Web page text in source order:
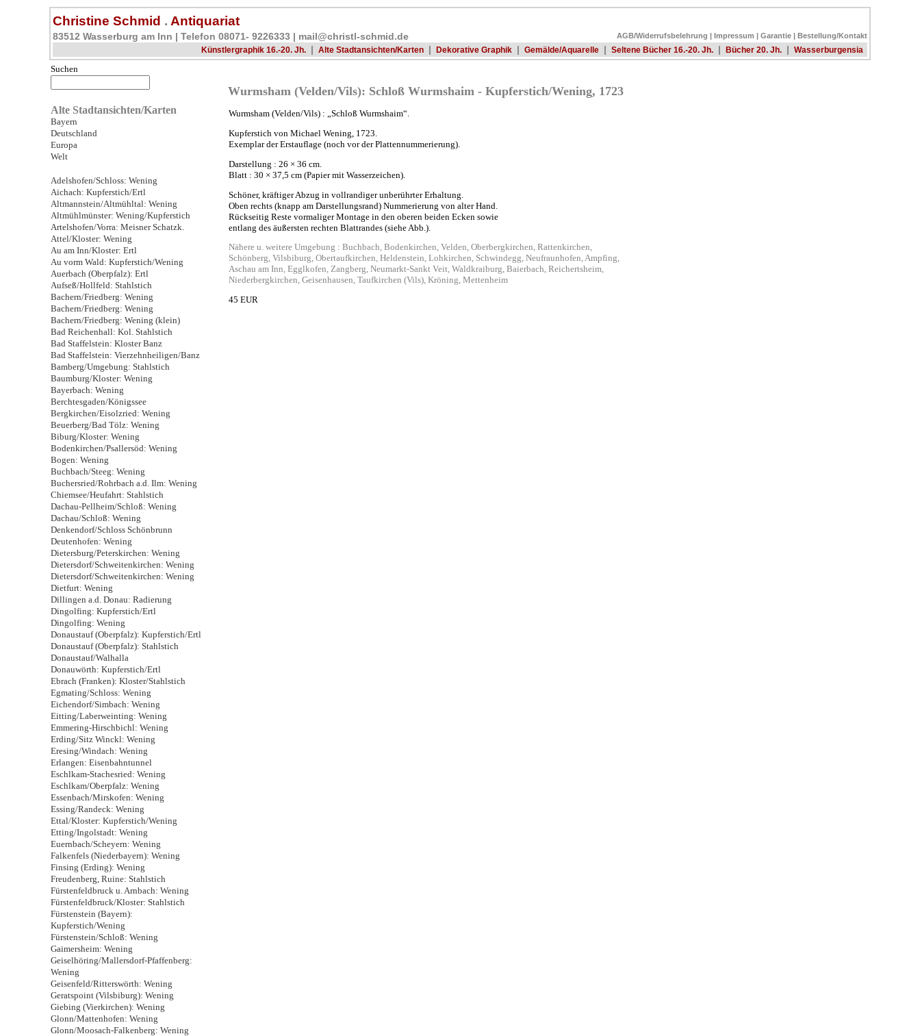
Christine Schmid . Antiquariat
83512 Wasserburg am Inn | Telefon 08071- 9226333 | mail@christl-schmid.de AGB/Widerrufsbelehrung | Impressum | Garantie | Bestellung/Kontakt
Künstlergraphik 16.-20. Jh.
| Alte Stadtansichten/Karten | Dekorative Graphik | Gemälde/Aquarelle | Seltene Bücher 16.-20. Jh. | Bücher 20. Jh. | Wasserburgensia
Suchen
Alte Stadtansichten/Karten
Bayern
Deutschland
Europa
Welt
Adelshofen/Schloss: Wening
Aichach: Kupferstich/Ertl
Altmannstein/Altmühltal: Wening
Altmühlmünster: Wening/Kupferstich
Artelshofen/Vorra: Meisner Schatzk.
Attel/Kloster: Wening
Au am Inn/Kloster: Ertl
Au vorm Wald: Kupferstich/Wening
Auerbach (Oberpfalz): Ertl
Aufseß/Hollfeld: Stahlstich
Bachern/Friedberg: Wening
Bachern/Friedberg: Wening
Bachern/Friedberg: Wening (klein)
Bad Reichenhall: Kol. Stahlstich
Bad Staffelstein: Kloster Banz
Bad Staffelstein: Vierzehnheiligen/Banz
Bamberg/Umgebung: Stahlstich
Baumburg/Kloster: Wening
Bayerbach: Wening
Berchtesgaden/Königssee
Bergkirchen/Eisolzried: Wening
Beuerberg/Bad Tölz: Wening
Biburg/Kloster: Wening
Bodenkirchen/Psallersöd: Wening
Bogen: Wening
Buchbach/Steeg: Wening
Buchersried/Rohrbach a.d. Ilm: Wening
Chiemsee/Heufahrt: Stahlstich
Dachau-Pellheim/Schloß: Wening
Dachau/Schloß: Wening
Denkendorf/Schloss Schönbrunn
Deutenhofen: Wening
Dietersburg/Peterskirchen: Wening
Dietersdorf/Schweitenkirchen: Wening
Dietersdorf/Schweitenkirchen: Wening
Dietfurt: Wening
Dillingen a.d. Donau: Radierung
Dingolfing: Kupferstich/Ertl
Dingolfing: Wening
Donaustauf (Oberpfalz): Kupferstich/Ertl
Donaustauf (Oberpfalz): Stahlstich
Donaustauf/Walhalla
Donauwörth: Kupferstich/Ertl
Ebrach (Franken): Kloster/Stahlstich
Egmating/Schloss: Wening
Eichendorf/Simbach: Wening
Eitting/Laberweinting: Wening
Emmering-Hirschbichl: Wening
Erding/Sitz Winckl: Wening
Eresing/Windach: Wening
Erlangen: Eisenbahntunnel
Eschlkam-Stachesried: Wening
Eschlkam/Oberpfalz: Wening
Essenbach/Mirskofen: Wening
Essing/Randeck: Wening
Ettal/Kloster: Kupferstich/Wening
Etting/Ingolstadt: Wening
Euernbach/Scheyern: Wening
Falkenfels (Niederbayern): Wening
Finsing (Erding): Wening
Freudenberg, Ruine: Stahlstich
Fürstenfeldbruck u. Arnbach: Wening
Fürstenfeldbruck/Kloster: Stahlstich
Fürstenstein (Bayern):
Kupferstich/Wening
Fürstenstein/Schloß: Wening
Gaimersheim: Wening
Geiselhöring/Mallersdorf-Pfaffenberg:
Wening
Geisenfeld/Ritterswörth: Wening
Geratspoint (Vilsbiburg): Wening
Giebing (Vierkirchen): Wening
Glonn/Mattenhofen: Wening
Glonn/Moosach-Falkenberg: Wening
Wurmsham (Velden/Vils): Schloß Wurmshaim - Kupferstich/Wening, 1723
Wurmsham (Velden/Vils) : „Schloß Wurmshaim“.
Kupferstich von Michael Wening, 1723.
Exemplar der Erstauflage (noch vor der Plattennummerierung).
Darstellung : 26 × 36 cm.
Blatt : 30 × 37,5 cm (Papier mit Wasserzeichen).
Schöner, kräftiger Abzug in vollrandiger unberührter Erhaltung.
Oben rechts (knapp am Darstellungsrand) Nummerierung von alter Hand.
Rückseitig Reste vormaliger Montage in den oberen beiden Ecken sowie
entlang des äußersten rechten Blattrandes (siehe Abb.).
Nähere u. weitere Umgebung : Buchbach, Bodenkirchen, Velden, Oberbergkirchen, Rattenkirchen,
Schönberg, Vilsbiburg, Obertaufkirchen, Heldenstein, Lohkirchen, Schwindegg, Neufraunhofen, Ampfing,
Aschau am Inn, Egglkofen, Zangberg, Neumarkt-Sankt Veit, Waldkraiburg, Baierbach, Reichertsheim,
Niederbergkirchen, Geisenhausen, Taufkirchen (Vils), Kröning, Mettenheim
45 EUR